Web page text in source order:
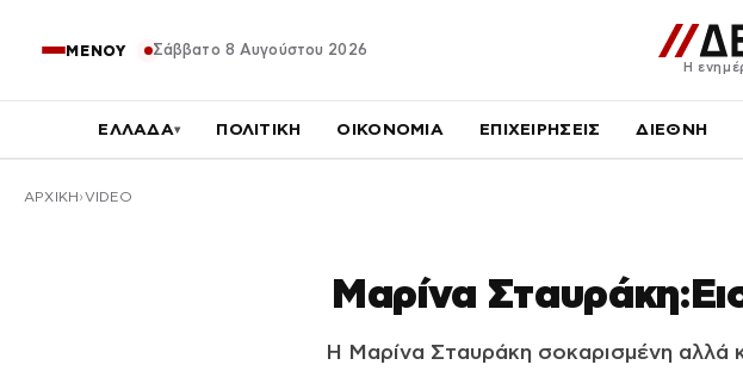
ΜΕΝΟΥ Σάββατο 8 Αυγούστου 2026
Η
ΕΛΛΑΔΑ▾ ΠΟΛΙΤΙΚΗ ΟΙΚΟΝΟΜΙΑ ΕΠΙΧΕΙΡΗΣΕΙΣ ΔΙΕΘΝΗ
ΑΡΧΙΚΉ VIDEO
Μαρίνα
Η Μαρίνα Σταυράκη σοκαρισμένη αλλά